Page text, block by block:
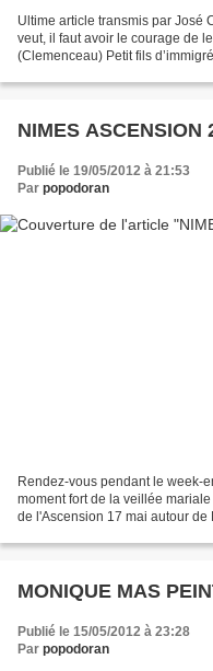
Ultime article transmis par José
veut, il faut avoir le courage de
(Clemenceau) Petit fils
NIMES ASCENSION
Publié le 19/05/2012 à 21:53
Par popodoran
Rendez-vous pendant le week-
moment fort de la veillée
de l'Ascension 17 mai autour de
MONIQUE MAS
Publié le 15/05/2012 à 23:28
Par popodoran